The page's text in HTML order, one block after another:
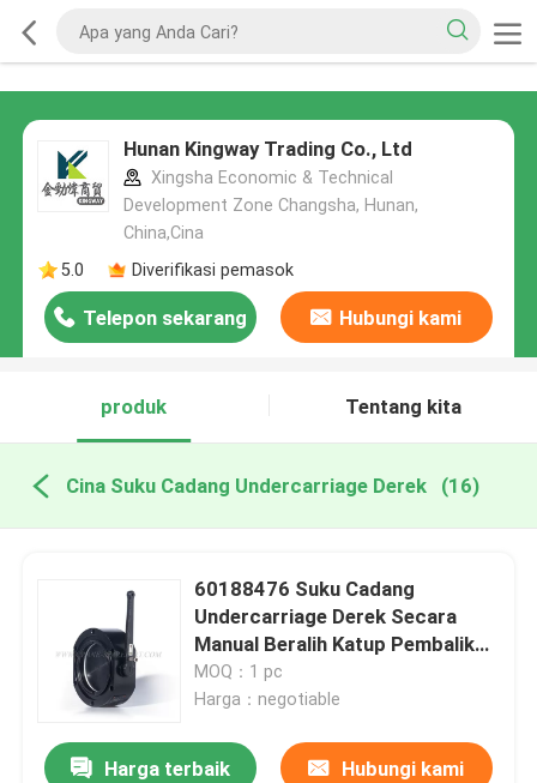
Hunan Kingway Trading Co., Ltd
Xingsha Economic & Technical
Development Zone Changsha, Hunan,
China,Cina
5.0
Diverifikasi pemasok
Telepon sekarang Hubungi kami
produk Tentang kita
Cina Suku Cadang Undercarriage Derek (16)
60188476 Suku Cadang
Undercarriage Derek Secara
Manual Beralih Katup Pembalik
Untuk SANY JZF80FD
MOQ：1 pc
Harga：negotiable
Harga terbaik Hubungi kami